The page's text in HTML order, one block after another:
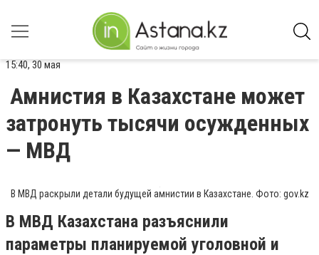
15:40, 30 мая
Амнистия в Казахстане может
затронуть тысячи осужденных
— МВД
В МВД раскрыли детали будущей амнистии в Казахстане. Фото: gov.kz
В МВД Казахстана разъяснили
параметры планируемой уголовной и